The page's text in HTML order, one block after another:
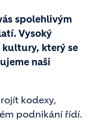
spolehlivým
Vysoký
který se
naši
kodexy,
podnikání řídí.